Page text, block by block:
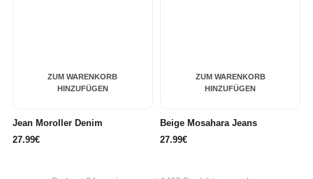
ZUM WARENKORB
HINZUFÜGEN
Jean Moroller Denim
27.99€
ZUM WARENKORB
HINZUFÜGEN
Beige Mosahara Jeans
27.99€